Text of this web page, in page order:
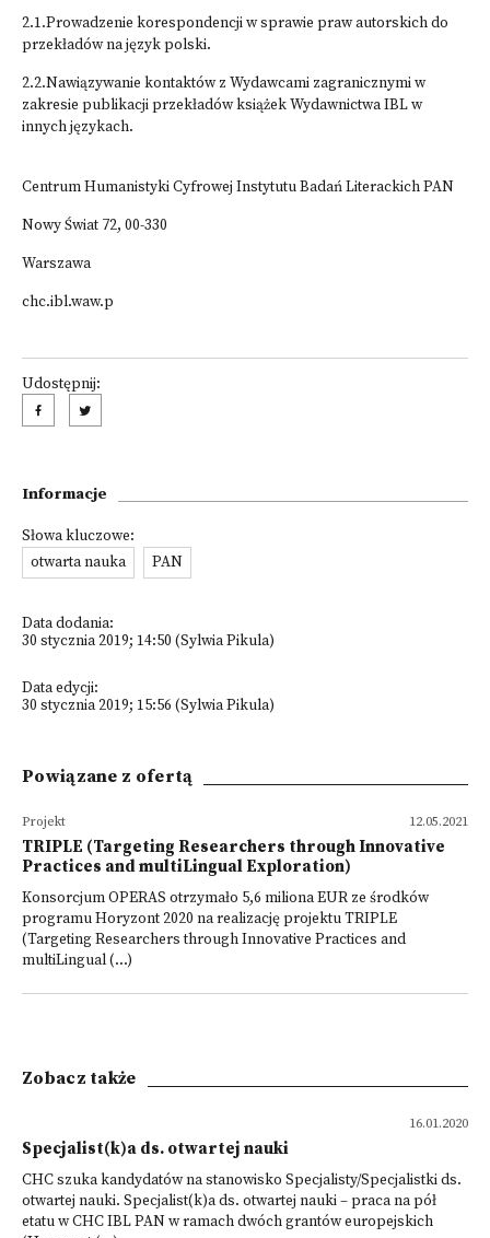
2.1.Prowadzenie korespondencji w sprawie praw autorskich do
przekładów na język polski.
2.2.Nawiązywanie kontaktów z Wydawcami zagranicznymi w
zakresie publikacji przekładów książek Wydawnictwa IBL w
innych językach.
Centrum Humanistyki Cyfrowej Instytutu Badań Literackich PAN
Nowy Świat 72, 00-330
Warszawa
chc.ibl.waw.p
Udostępnij:
Informacje
Słowa kluczowe:
otwarta nauka
PAN
Data dodania:
30 stycznia 2019; 14:50 (Sylwia Pikula)
Data edycji:
30 stycznia 2019; 15:56 (Sylwia Pikula)
Powiązane z ofertą
12.05.2021
Projekt
TRIPLE (Targeting Researchers through Innovative
Practices and multiLingual Exploration)
Konsorcjum OPERAS otrzymało 5,6 miliona EUR ze środków
programu Horyzont 2020 na realizację projektu TRIPLE
(Targeting Researchers through Innovative Practices and
multiLingual (...)
Zobacz także
16.01.2020
Specjalist(k)a ds. otwartej nauki
CHC szuka kandydatów na stanowisko Specjalisty/Specjalistki ds.
otwartej nauki. Specjalist(k)a ds. otwartej nauki – praca na pół
etatu w CHC IBL PAN w ramach dwóch grantów europejskich